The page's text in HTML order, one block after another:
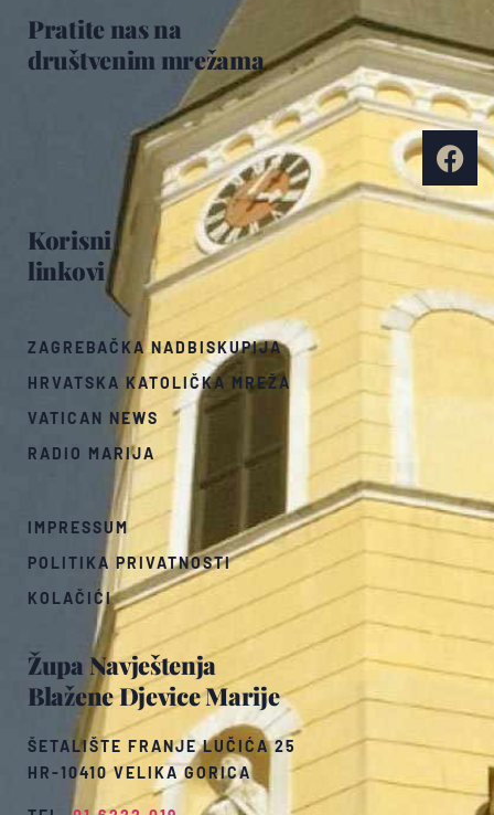
Župa Navještenja
Blažene Djevice Marije
ŠETALIŠTE FRANJE LUČIĆA 25
HR-10410 VELIKA GORICA
Korisni
linkovi
ZAGREBAČKA NADBISKUPIJA
HRVATSKA KATOLIČKA MREŽA
VATICAN NEWS
RADIO MARIJA
IMPRESSUM
POLITIKA PRIVATNOSTI
KOLAČIĆI
Pratite nas na
društvenim mrežama